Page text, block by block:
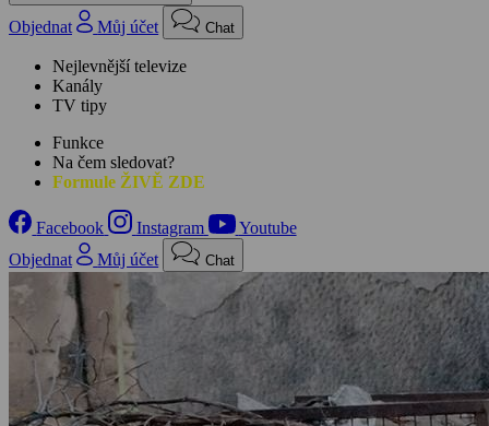
Objednat Můj účet Chat
Nejlevnější televize
Kanály
TV tipy
Funkce
Na čem sledovat?
Formule ŽIVĚ ZDE
Facebook Instagram
Youtube
Objednat
Můj účet Chat